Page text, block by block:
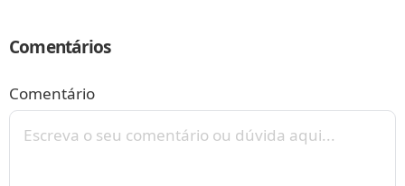
Comentários
Comentário